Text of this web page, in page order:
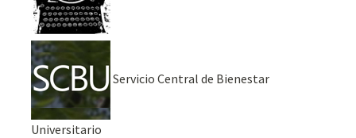
Servicio Central de Bienestar
Universitario